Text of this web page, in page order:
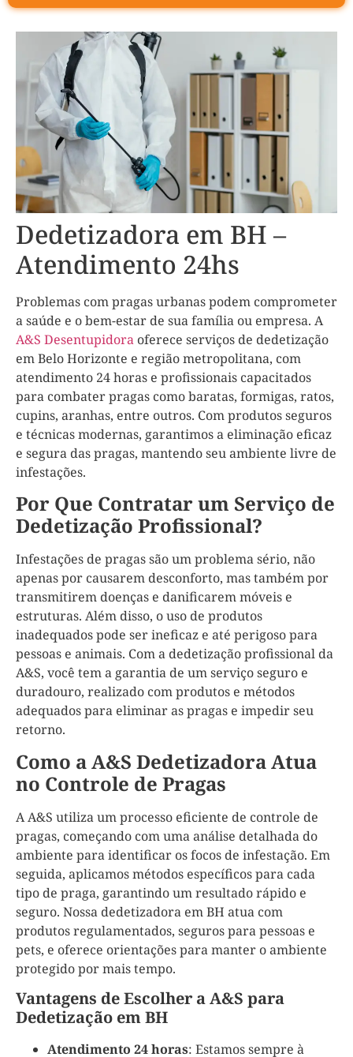
Dedetizadora em BH –
Atendimento 24hs
Problemas com pragas urbanas podem comprometer
a saúde e o bem-estar de sua família ou empresa. A
A&S Desentupidora oferece serviços de dedetização
em Belo Horizonte e região metropolitana, com
atendimento 24 horas e profissionais capacitados
para combater pragas como baratas, formigas, ratos,
cupins, aranhas, entre outros. Com produtos seguros
e técnicas modernas, garantimos a eliminação eficaz
e segura das pragas, mantendo seu ambiente livre de
infestações.
Por Que Contratar um Serviço de
Dedetização Profissional?
Infestações de pragas são um problema sério, não
apenas por causarem desconforto, mas também por
transmitirem doenças e danificarem móveis e
estruturas. Além disso, o uso de produtos
inadequados pode ser ineficaz e até perigoso para
pessoas e animais. Com a dedetização profissional da
A&S, você tem a garantia de um serviço seguro e
duradouro, realizado com produtos e métodos
adequados para eliminar as pragas e impedir seu
retorno.
Como a A&S Dedetizadora Atua
no Controle de Pragas
A A&S utiliza um processo eficiente de controle de
pragas, começando com uma análise detalhada do
ambiente para identificar os focos de infestação. Em
seguida, aplicamos métodos específicos para cada
tipo de praga, garantindo um resultado rápido e
seguro. Nossa dedetizadora em BH atua com
produtos regulamentados, seguros para pessoas e
pets, e oferece orientações para manter o ambiente
protegido por mais tempo.
Vantagens de Escolher a A&S para
Dedetização em BH
Atendimento 24 horas: Estamos sempre à